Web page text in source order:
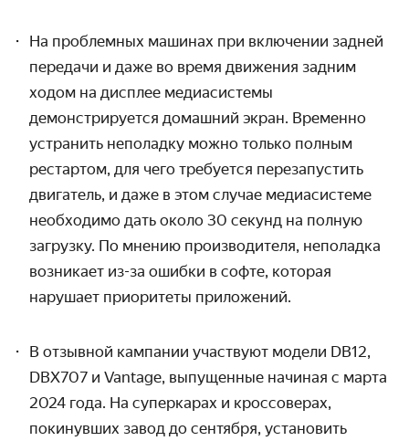
На проблемных машинах при включении задней
передачи и даже во время движения задним
ходом на дисплее медиасистемы
демонстрируется домашний экран. Временно
устранить неполадку можно только полным
рестартом, для чего требуется перезапустить
двигатель, и даже в этом случае медиасистеме
необходимо дать около 30 секунд на полную
загрузку. По мнению производителя, неполадка
возникает из-за ошибки в софте, которая
нарушает приоритеты приложений.
В отзывной кампании участвуют модели DB12,
DBX707 и Vantage, выпущенные начиная с марта
2024 года. На суперкарах и кроссоверах,
покинувших завод до сентября, установить